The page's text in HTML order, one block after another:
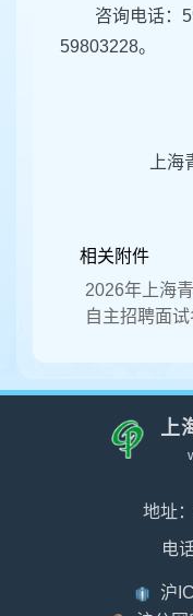
咨询电话：
59803228。
上
相关附件
2026年上海
自主招聘面
上
地址
电
沪